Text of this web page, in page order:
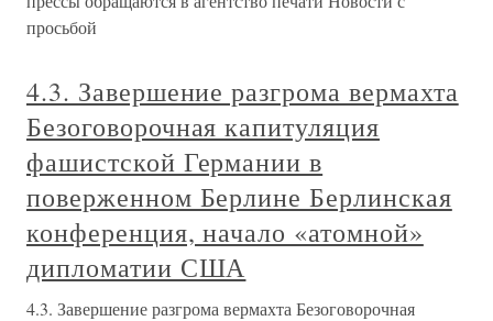
просьбой
4.3. Завершение разгрома вермахта
Безоговорочная капитуляция
фашистской Германии в
поверженном Берлине Берлинская
конференция, начало «атомной»
дипломатии США
4.3. Завершение разгрома вермахта Безоговорочная